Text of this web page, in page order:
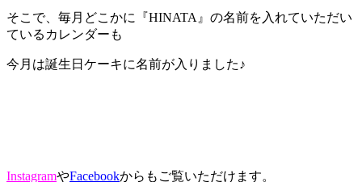
そこで、毎月どこかに『HINATA』の名前を入れていただい
ているカレンダーも
今月は誕生日ケーキに名前が入りました♪
InstagramやFacebookからもご覧いただけます。